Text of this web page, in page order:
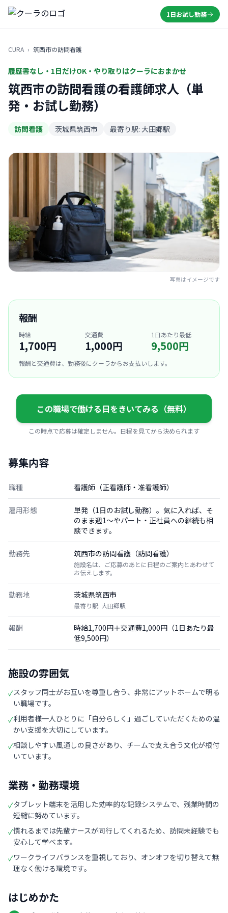
1日お試し勤務
CURA › 筑西市の訪問看護
履歴書なし・1日だけOK・やり取りはクーラにおまかせ
筑西市の訪問看護の看護師求人（単
発・お試し勤務）
訪問看護 茨城県筑西市 最寄り駅: 大田郷駅
写真はイメージです
報酬
時給
1,700円
交通費
1,000円
1日あたり最低
9,500円
報酬と交通費は、勤務後にクーラからお支払いします。
この職場で働ける日をきいてみる（無料）
この時点で応募は確定しません。日程を見てから決められます
募集内容
職種 看護師（正看護師・准看護師）
雇用形態
単発（1日のお試し勤務）。気に入れば、そ
のまま週1〜やパート・正社員への継続も相
談できます。
勤務先 筑西市の訪問看護（訪問看護）
施設名は、ご応募のあとに日程のご案内とあわせて
お伝えします。
勤務地 茨城県筑西市
最寄り駅: 大田郷駅
報酬
時給1,700円＋交通費1,000円（1日あたり最
低9,500円）
施設の雰囲気
✓スタッフ同士がお互いを尊重し合う、非常にアットホームで明る
い職場です。
✓利用者様一人ひとりに「自分らしく」過ごしていただくための温
かい支援を大切にしています。
✓相談しやすい風通しの良さがあり、チームで支え合う文化が根付
いています。
業務・勤務環境
✓タブレット端末を活用した効率的な記録システムで、残業時間の
短縮に努めています。
✓慣れるまでは先輩ナースが同行してくれるため、訪問未経験でも
安心して学べます。
✓ワークライフバランスを重視しており、オンオフを切り替えて無
理なく働ける環境です。
はじめかた